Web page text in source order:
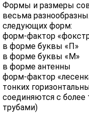
Формы и размеры
весьма
следующих форм:
форм-фактор
в форме буквы «П»
в форме буквы «М»
в форме антенны
форм-фактор
тонких
соединяются с
трубами)